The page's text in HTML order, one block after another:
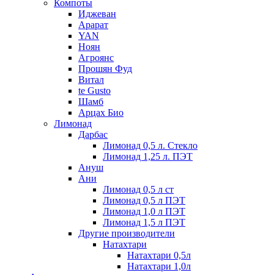
Компоты
Иджеван
Арарат
YAN
Ноян
Агроянс
Прошян Фуд
Витал
te Gusto
Шамб
Арцах Био
Лимонад
Дарбас
Лимонад 0,5 л. Стекло
Лимонад 1,25 л. ПЭТ
Ануш
Ани
Лимонад 0,5 л ст
Лимонад 0,5 л ПЭТ
Лимонад 1,0 л ПЭТ
Лимонад 1,5 л ПЭТ
Другие производители
Натахтари
Натахтари 0,5л
Натахтари 1,0л